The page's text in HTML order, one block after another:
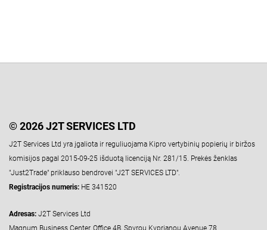
© 2026 J2T SERVICES LTD
J2T Services Ltd yra įgaliota ir reguliuojama Kipro vertybinių popierių ir biržos
komisijos pagal 2015-09-25 išduotą licenciją Nr. 281/15. Prekės ženklas
"Just2Trade" priklauso bendrovei "J2T SERVICES LTD".
Registracijos numeris: HE 341520
Adresas: J2T Services Ltd
Magnum Business Center, Office 4B, Spyrou Kyprianou Avenue 78